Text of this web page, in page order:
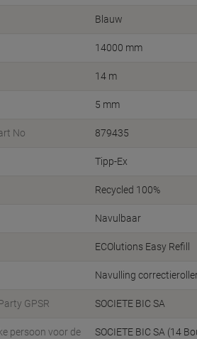
Blauw
14000 mm
14 m
5 mm
No 879435
Tipp-Ex
Recycled 100%
Navulbaar
ECOlutions Easy Refill
Navulling
GPSR SOCIETE BIC SA
persoon voor de
SOCIETE BIC SA (14